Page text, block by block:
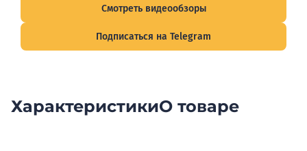
Смотреть видеообзоры
Подписаться на Telegram
ХарактеристикиО товаре